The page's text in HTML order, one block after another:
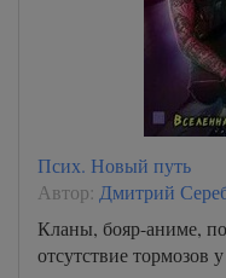
Псих. Новый путь
Автор: Дмитрий
Кланы, бояр-аниме,
отсутствие тормозов у